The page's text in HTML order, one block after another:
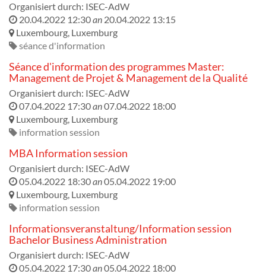
Organisiert durch: ISEC-AdW
20.04.2022 12:30an 20.04.2022 13:15
Luxembourg, Luxemburg
séance d'information
Séance d'information des programmes Master:
Management de Projet & Management de la Qualité
Organisiert durch: ISEC-AdW
07.04.2022 17:30an07.04.2022 18:00
Luxembourg, Luxemburg
information session
MBA Information session
Organisiert durch: ISEC-AdW
05.04.2022 18:30an05.04.2022 19:00
Luxembourg, Luxemburg
information session
Informationsveranstaltung/Information session
Bachelor Business Administration
Organisiert durch: ISEC-AdW
05.04.2022 17:30an05.04.2022 18:00